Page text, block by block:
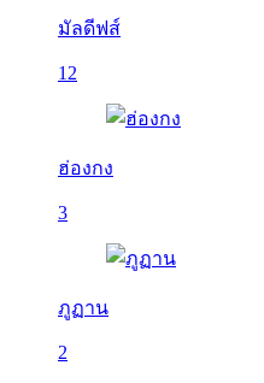
มัลดีฟส์
12
ฮ่องกง
3
ภูฏาน
2